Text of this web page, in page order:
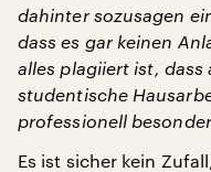
dahinter sozusagen
dass es gar keinen
alles plagiiert ist,
studentische
professionell
Es ist sicher kein